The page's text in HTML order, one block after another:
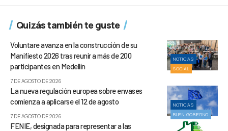
Quizás también te guste
NOTICIAS
SOCIAL
Voluntare avanza en la construcción de su
Manifiesto 2026 tras reunir a más de 200
participantes en Medellín
7 DE AGOSTO DE 2026
NOTICIAS
BUEN GOBIERNO
La nueva regulación europea sobre envases
comienza a aplicarse el 12 de agosto
7 DE AGOSTO DE 2026
FENIE, designada para representar a las